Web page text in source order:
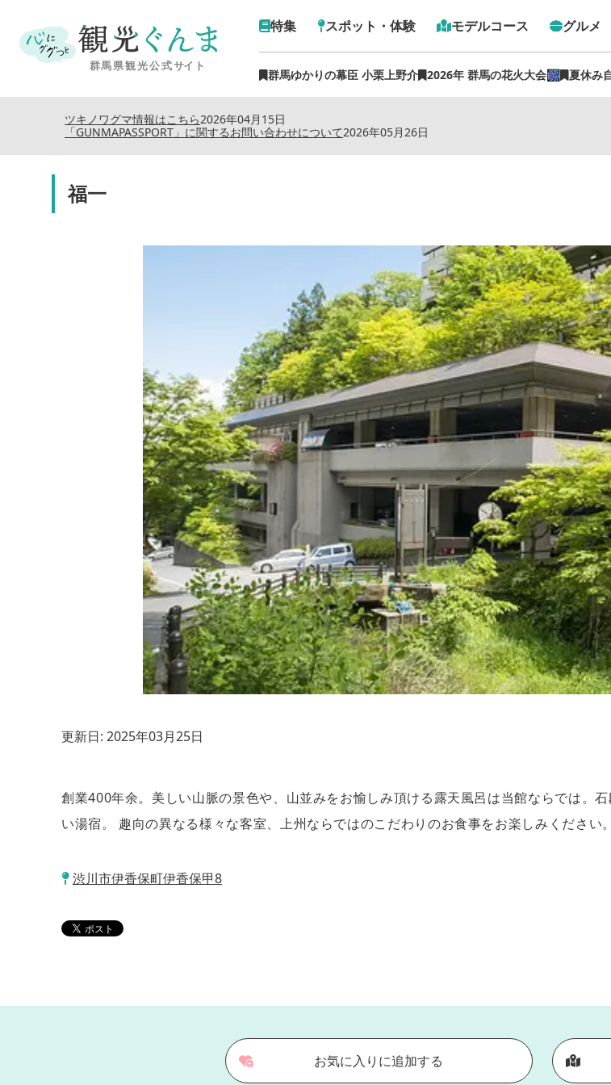
特集 スポット・体験 モデルコース グルメ
群馬ゆかりの幕臣 小栗上野介 2026年 群馬の花火大会🎆 夏休み
2026年04月15日
ツキノワグマ情報はこちら
2026年05月26日
「GUNMAPASSPORT」に関するお問い合わせについて
福一
更新日: 2025年03月25日
創業400年余。美しい山脈の景色や、山並みをお愉しみ頂ける露天風呂は当館ならでは。
い湯宿。 趣向の異なる様々な客室、上州ならではのこだわりのお食事をお楽しみください。
渋川市伊香保町伊香保甲8
お気に入りに追加する